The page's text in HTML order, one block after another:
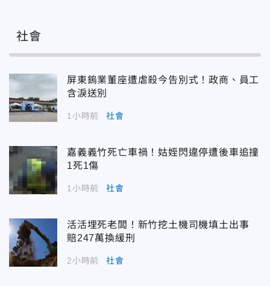
社會
屏東鎢業董座遭虐殺今告別式！政商、員工
含淚送別
1小時前 社會
嘉義義竹死亡車禍！姑姪閃違停遭後車追撞
1死1傷
1小時前 社會
活活埋死老闆！新竹挖土機司機填土出事
賠247萬換緩刑
2小時前 社會